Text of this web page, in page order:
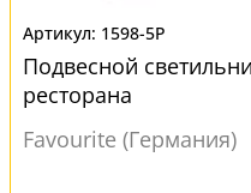
1598-5P
Подвесной
ресторана
Favourite (Германия)